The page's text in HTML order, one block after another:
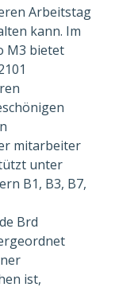
Arbeitstag
kann. Im
M3 bietet
mitarbeiter
unter
B1, B3, B7,
Brd
ist,